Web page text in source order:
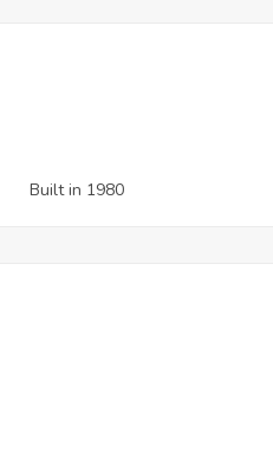
Built in 1980